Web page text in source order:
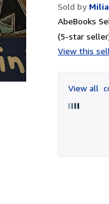
Sold by
AbeBooks
(5-star
View this
View all